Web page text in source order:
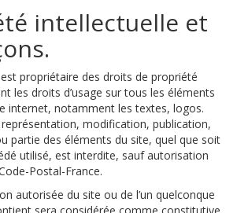
intellectuelle et
propriétaire des droits de propriété
les droits d’usage sur tous les éléments
internet, notamment les textes, logos.
modification, publication,
partie des éléments du site, quel que soit
utilisé, est interdite, sauf autorisation
Postal-France.
autorisée du site ou de l’un quelconque